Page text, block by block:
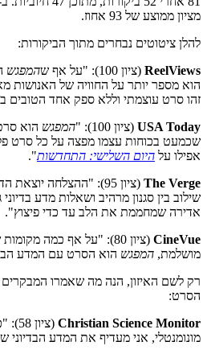
מציון ממוצע של 93 אחוז.
להלן ציטוטים נבחרים מתוך הביקורות:
ReelViews (ציון 100): "על אף ש המפגש
הוא מספר יותר על החוויה של האנושות
זהו סרט עוצמתי וללא ספק אחד הטובים ביותר
USA Today (ציון 100): " המפגש הוא
שכמעט בכוחות עצמו מפצה על כל סרט
אפילו על היום השלישי: התחדשות".
The Verge (ציון 95): "ההצלחה יוצאת הדופן של
שילוב בין סגנון מרהיב ושאלות מדע בדיוני
אדירה שמחממת את הלב עד כדי פיצוץ".
CineVue
(ציון 80): "על אף כמה
מושלמת, המפגש הוא הסרט עם המדע
רק לשם האיזון, הנה מה שאמרו
הסרט:
Christian Science Monitor
מונומנטלי, אני מעדיף את המדע הבדיוני